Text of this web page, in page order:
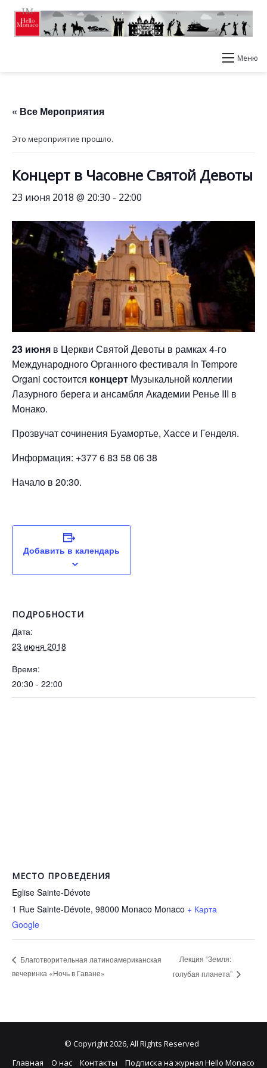
Меню
« Все Мероприятия
Это мероприятие прошло.
Концерт в Часовне Святой Девоты
23 июня 2018 @ 20:30 - 22:00
23 июня в Церкви Святой Девоты в рамках 4-го
Международного Органного фестиваля In Tempore
Organi состоится концерт Музыкальной коллегии
Лазурного берега и ансамбля Академии Ренье III в
Монако.
Прозвучат сочинения Буамортье, Хассе и Генделя.
Информация: +377 6 83 58 06 38
Начало в 20:30.
Добавить в календарь
ПОДРОБНОСТИ
Дата:
23 июня 2018
Время:
20:30 - 22:00
МЕСТО ПРОВЕДЕНИЯ
Eglise Sainte-Dévote
1 Rue Sainte-Dévote, 98000 Monaco Monaco + Карта
Google
Благотворительная латиноамериканская
вечеринка «Ночь в Гаване»
Лекция “Земля:
голубая планета”
© Copyright 2026, All Rights Reserved
Главная
О нас Контакты Подписка на журнал Hello Monaco